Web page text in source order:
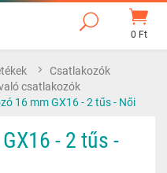
0 Ft
Csatlakozók
csatlakozók
16 mm GX16 - 2 tűs - Női
- 2 tűs -